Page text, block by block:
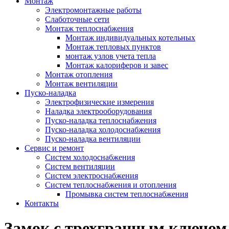
Электромонтажные работы
Слаботочные сети
Монтаж теплоснабжения
Монтаж индивидуальных котельных
Монтаж тепловых пунктов
монтаж узлов учета тепла
Монтаж калориферов и завес
Монтаж отопления
Монтаж вентиляции
Пуско-наладка
Электрофизические измерения
Наладка электрооборудования
Пуско-наладка теплоснабжения
Пуско-наладка холодоснабжения
Пуско-наладка вентиляции
Сервис и ремонт
Систем холодоснабжения
Систем вентиляции
Систем электроснабжения
Систем теплоснабжения и отопления
Промывка систем теплоснабжения
Контакты